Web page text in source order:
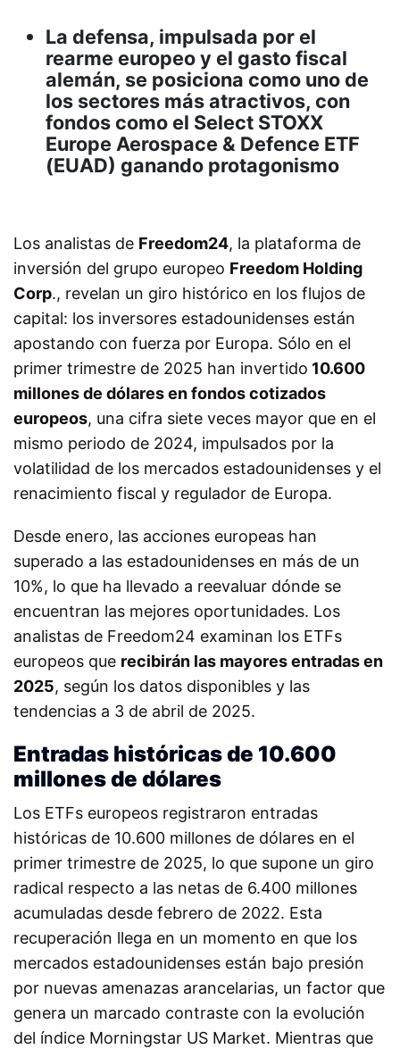
La defensa, impulsada por el
rearme europeo y el gasto fiscal
alemán, se posiciona como uno de
los sectores más atractivos, con
fondos como el Select STOXX
Europe Aerospace & Defence ETF
(EUAD) ganando protagonismo
Los analistas de Freedom24, la plataforma de
inversión del grupo europeo Freedom Holding
Corp., revelan un giro histórico en los flujos de
capital: los inversores estadounidenses están
apostando con fuerza por Europa. Sólo en el
primer trimestre de 2025 han invertido 10.600
millones de dólares en fondos cotizados
europeos, una cifra siete veces mayor que en el
mismo periodo de 2024, impulsados por la
volatilidad de los mercados estadounidenses y el
renacimiento fiscal y regulador de Europa.
Desde enero, las acciones europeas han
superado a las estadounidenses en más de un
10%, lo que ha llevado a reevaluar dónde se
encuentran las mejores oportunidades. Los
analistas de Freedom24 examinan los ETFs
europeos que recibirán las mayores entradas en
2025, según los datos disponibles y las
tendencias a 3 de abril de 2025.
Entradas históricas de 10.600
millones de dólares
Los ETFs europeos registraron entradas
históricas de 10.600 millones de dólares en el
primer trimestre de 2025, lo que supone un giro
radical respecto a las netas de 6.400 millones
acumuladas desde febrero de 2022. Esta
recuperación llega en un momento en que los
mercados estadounidenses están bajo presión
por nuevas amenazas arancelarias, un factor que
genera un marcado contraste con la evolución
del índice Morningstar US Market. Mientras que